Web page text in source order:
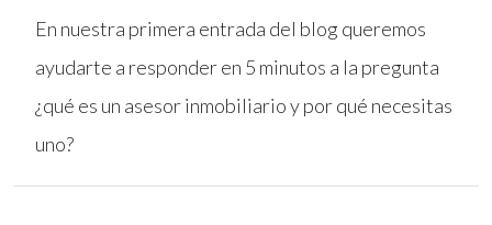
En nuestra primera entrada del blog queremos
ayudarte a responder en 5 minutos a la pregunta
¿qué es un asesor inmobiliario y por qué necesitas
uno?